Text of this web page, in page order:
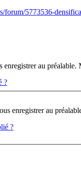
forum/5773536-
au
?
?